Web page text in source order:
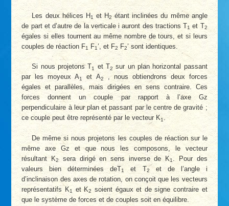
Les deux hélices H1 et H2 étant inclinées du même angle
de part et d’autre de la verticale i auront des tractions T1 et T2
égales si elles tournent au même nombre de tours, et si leurs
couples de réaction F1 F1 ’, et F2 F2’ sont identiques.
Si nous projetons T1 et T2 sur un plan horizontal passant
par les moyeux A1 et A2
, nous obtiendrons deux forces
égales et parallèles, mais dirigées en sens contraire. Ces
forces donnent un couple par rapport à l’axe Gz
perpendiculaire à leur plan et passant par le centre de gravité ;
ce couple peut être représenté par le vecteur K1.
De même si nous projetons les couples de réaction sur le
même axe Gz et que nous les composons, le vecteur
résultant K2sera dirigé en sens inverse de K1 . Pour des
valeurs bien déterminées deT1 et T2et de l’angle i
d’inclinaison des axes de rotation, on conçoit que les vecteurs
représentatifs K1 et K2 soient égaux et de signe contraire et
que le système de forces et de couples soit en équilibre.